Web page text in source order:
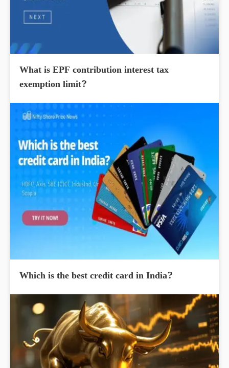
What is EPF contribution interest tax
exemption limit?
Which is the best credit card in India?